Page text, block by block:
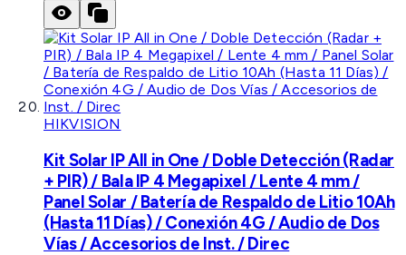
HIKVISION
Kit Solar IP All in One / Doble Detección (Radar
+ PIR) / Bala IP 4 Megapixel / Lente 4 mm /
Panel Solar / Batería de Respaldo de Litio 10Ah
(Hasta 11 Días) / Conexión 4G / Audio de Dos
Vías / Accesorios de Inst. / Direc